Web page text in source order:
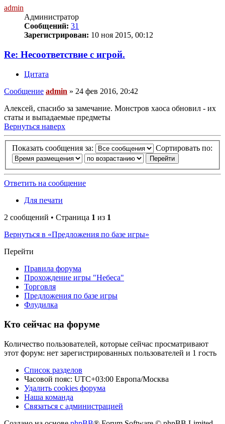
admin
Администратор
Сообщений: 31
Зарегистрирован: 10 ноя 2015, 00:12
Re: Несоответствие с игрой.
Цитата
Сообщение admin » 24 фев 2016, 20:42
Алексей, спасибо за замечание. Монстров хаоса обновил - их
статы и выпадаемые предметы
Вернуться наверх
Показать сообщения за: Сортировать по:
Ответить на сообщение
Для печати
2 сообщений • Страница 1 из 1
Вернуться в «Предложения по базе игры»
Перейти
Правила форума
Прохождение игры "Небеса"
Торговля
Предложения по базе игры
Флудилка
Кто сейчас на форуме
Количество пользователей, которые сейчас просматривают
этот форум: нет зарегистрированных пользователей и 1 гость
Список разделов
Часовой пояс: UTC+03:00 Европа/Москва
Удалить cookies форума
Наша команда
Связаться с администрацией